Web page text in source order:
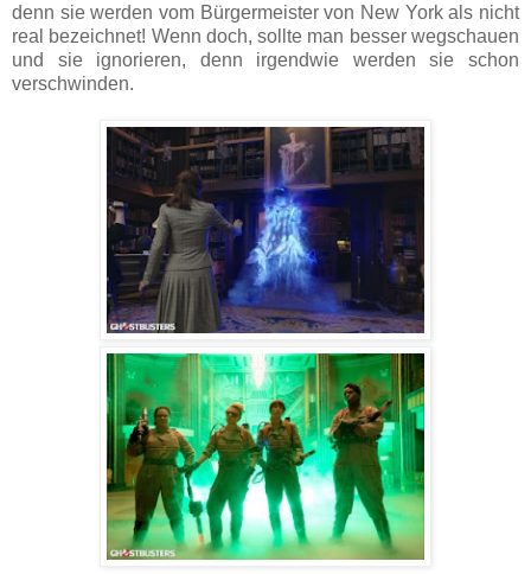
denn sie werden vom Bürgermeister von New York als nicht
real bezeichnet! Wenn doch, sollte man besser wegschauen
und sie ignorieren, denn irgendwie werden sie schon
verschwinden.